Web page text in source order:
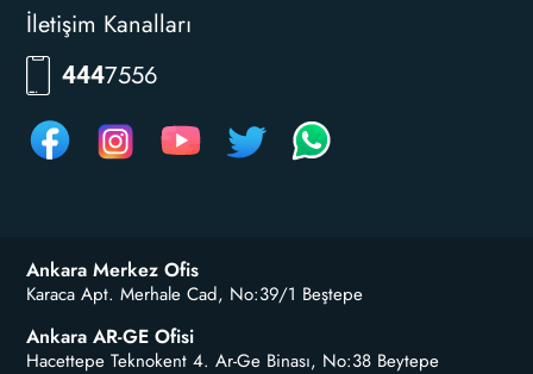
İletişim Kanalları
4447556
Ankara Merkez Ofis
Karaca Apt. Merhale Cad, No:39/1 Beştepe
Ankara AR-GE Ofisi
Hacettepe Teknokent 4. Ar-Ge Binası, No:38 Beytepe